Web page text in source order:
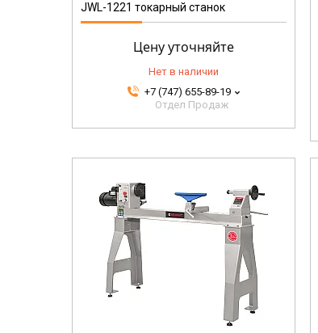
JWL-1221 токарный станок
Цену уточняйте
Нет в наличии
+7 (747) 655-89-19
Отдел Продаж
10000502LM